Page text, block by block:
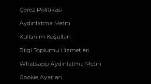
Çerez Politikası
Aydınlatma Metni
Kullanım Koşulları
Bilgi Toplumu Hizmetleri
Whatsapp Aydınlatma Metni
Cookie Ayarları